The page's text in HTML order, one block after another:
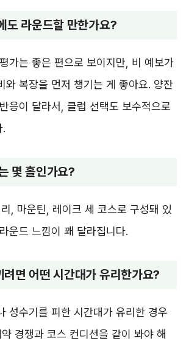
도 라운드할 만한가요?
가는 좋은 편으로 보이지만, 비 예보가
와 복장을 먼저 챙기는 게 좋아요. 양잔
응이 달라서, 클럽 선택도 보수적으로
.
몇 홀인가요?
, 마운틴, 레이크 세 코스로 구성돼 있
운드 느낌이 꽤 달라집니다.
려면 어떤 시간대가 유리한가요?
성수기를 피한 시간대가 유리한 경우
경쟁과 코스 컨디션을 같이 봐야 해